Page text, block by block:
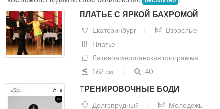
ПЛАТЬЕ С ЯРКОЙ БАХРОМОЙ
Екатеринбург
Взрослые
Платье
Латиноамериканская программа
162 см.
40
ТРЕНИРОВОЧНЫЕ БОДИ
Долгопрудный Молодежь